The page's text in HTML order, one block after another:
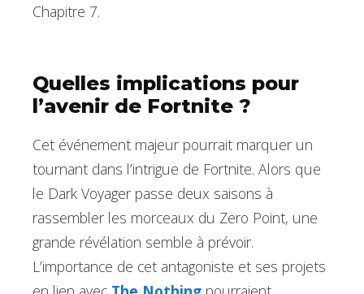
Chapitre 7.
Quelles implications pour
l’avenir de Fortnite ?
Cet événement majeur pourrait marquer un
tournant dans l’intrigue de Fortnite. Alors que
le Dark Voyager passe deux saisons à
rassembler les morceaux du Zero Point, une
grande révélation semble à prévoir.
L’importance de cet antagoniste et ses projets